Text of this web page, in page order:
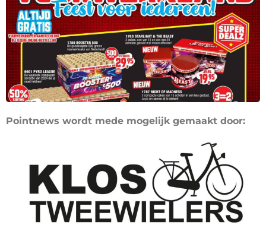
Pointnews wordt mede mogelijk gemaakt door: